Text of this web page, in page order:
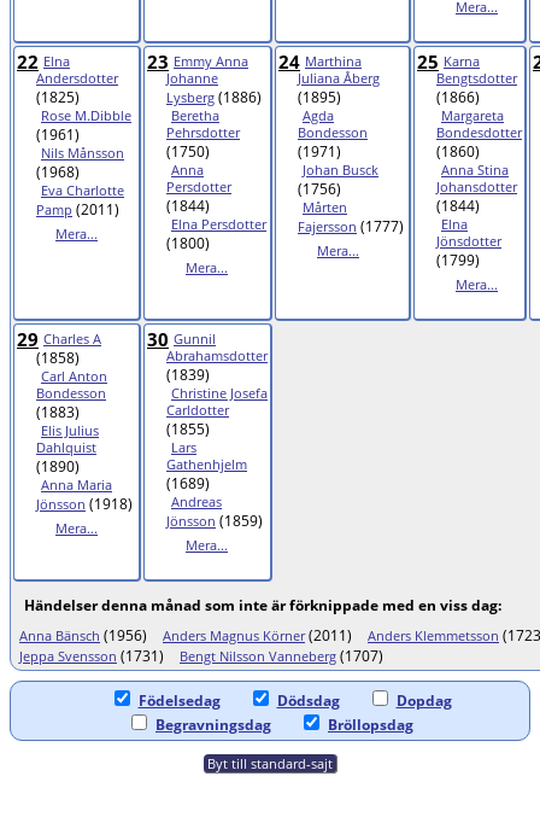
Mera...
22 Elna
Andersdotter
(1825)
Rose M.Dibble
(1961)
Nils Månsson
(1968)
Eva Charlotte
Pamp (2011)
Mera...
23 Emmy Anna
Johanne
Lysberg (1886)
Beretha
Pehrsdotter
(1750)
Anna
Persdotter
(1844)
Elna Persdotter
(1800)
Mera...
24 Marthina
Juliana Åberg
(1895)
Agda
Bondesson
(1971)
Johan Busck
(1756)
Mårten
Fajersson (1777)
Mera...
25 Karna
Bengtsdotter
(1866)
Margareta
Bondesdotter
(1860)
Anna Stina
Johansdotter
(1844)
Elna
Jönsdotter
(1799)
Mera...
29 Charles A
(1858)
Carl Anton
Bondesson
(1883)
Elis Julius
Dahlquist
(1890)
Anna Maria
Jönsson (1918)
Mera...
30 Gunnil
Abrahamsdotter
(1839)
Christine Josefa
Carldotter
(1855)
Lars
Gathenhjelm
(1689)
Andreas
Jönsson (1859)
Mera...
Händelser denna månad som inte är förknippade med en viss dag:
Anna Bänsch (1956) Anders Magnus Körner(2011) Anders Klemmetsson
Jeppa Svensson (1731) Bengt Nilsson Vanneberg (1707)
Födelsedag Dödsdag
Dopdag
Begravningsdag
Bröllopsdag
Byt till standard-sajt